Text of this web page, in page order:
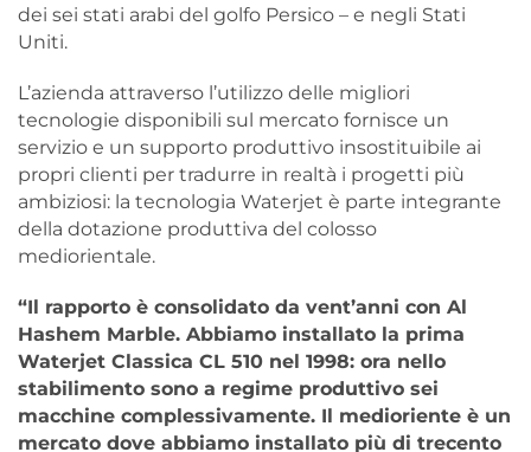
dei sei stati arabi del golfo Persico – e negli Stati
Uniti.
L’azienda attraverso l’utilizzo delle migliori
tecnologie disponibili sul mercato fornisce un
servizio e un supporto produttivo insostituibile ai
propri clienti per tradurre in realtà i progetti più
ambiziosi: la tecnologia Waterjet è parte integrante
della dotazione produttiva del colosso
mediorientale.
“Il rapporto è consolidato da vent’anni con Al
Hashem Marble. Abbiamo installato la prima
Waterjet Classica CL 510 nel 1998: ora nello
stabilimento sono a regime produttivo sei
macchine complessivamente. Il medioriente è un
mercato dove abbiamo installato più di trecento